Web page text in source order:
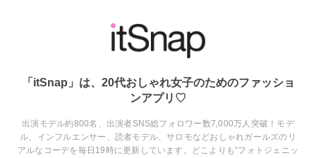
「itSnap」は、20代おしゃれ女子のためのファッショ
ンアプリ♡
出演モデル約800名、出演者SNS総フォロワー数7,000万人突破！モデ
ル、インフルエンサー、読者モデル、サロモなどおしゃれガールズのリ
アルなコーデを毎日19時に更新しています。どこよりも“フォトジェニッ